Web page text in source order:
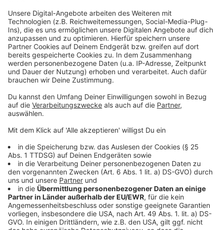
dicken Nikoläusen rund um die Ostermann-Arena
unterwegs. Der Ugly Christmas Sweater Lauf geht bis
zum Schloss Morsbroich und wieder zurück. Wer die 5-
km-Strecke noch mitlaufen will: Nachmeldungen vor
Ort kosten 15 Euro.
Anzeige
Warntag in Leverkusen recht erfolgreich
Letzte Rundfahrten im Leverkusener Chempark
Leverkusen: Cityfonds-Projekt „Wiesdorf
Wohnzimmer“